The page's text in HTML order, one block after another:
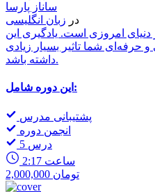
ساناز پارسا
در زبان انگلیسی
دنیای امروزی است. یادگیری این
حرفه‌ای شما تاثیر بسیار زیادی
داشته باشد.
این دوره شامل:
پشتیبانی مدرس
انجمن دوره
5 درس
2:17 ساعت
2,000,000 تومان